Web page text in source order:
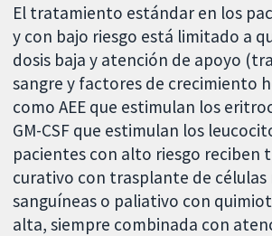
El tratamiento estándar en los
y con bajo riesgo está limitado a
dosis baja y atención de apoyo
sangre y factores de crecimiento
como AEE que estimulan los
GM-CSF que estimulan los
pacientes con alto riesgo reciben
curativo con trasplante de células
sanguíneas o paliativo con
alta, siempre combinada con